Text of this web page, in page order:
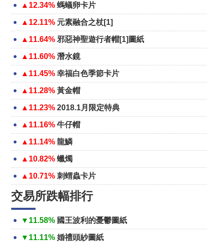
▲12.34% 螞蟻卵卡片
▲12.11% 元素融合之杖[1]
▲11.64% 邪惡神聖遊行者帽[1]圖紙
▲11.60% 潛水鏡
▲11.45% 幸福白色季節卡片
▲11.28% 黃金帽
▲11.23% 2018.1月限定特典
▲11.16% 牛仔帽
▲11.14% 龍鱗
▲10.82% 蠟燭
▲10.71% 刺蝟蟲卡片
交易所跌幅排行
▼11.58% 國王波利的憂鬱圖紙
▼11.11% 婚禮頭紗圖紙